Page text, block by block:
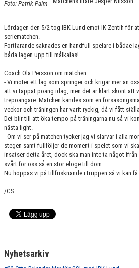
KONTAKT
MATCHER
HERRAR ALLSVENSKAN 25/26
SKÅNEMÄSTERSKAPEN 21/22
Foto: Patrik Palm
Lördagen den 5/2 tog IBK Lund emot IK Zentih för
seriematchen.
Fortfarande saknades en handfull spelare i bådae
båda lagen upp till målkalas!
Coach Ola Persson om matchen:
- Vi möter ett lag som springer och krigar mer än
att vi tappat poäng idag, men det är klart skönt att
trepoängare. Matchen kändes som en
veckor och träningen har varit ryckig, då vi fått
Det blir till att öka tempo på träningarna nu så vi
nästa fight.
- Om vi ser på matchen tycker jag vi slarvar i alla
stegen samt fullföljer de moment i spelet som vi
insatser detta året, dock ska man inte ta något
svårt för oss så en stor eloge till dom.
Nu hoppas vi på tillfrisknande i truppen så vi kan
/CS
Nyhetsarkiv